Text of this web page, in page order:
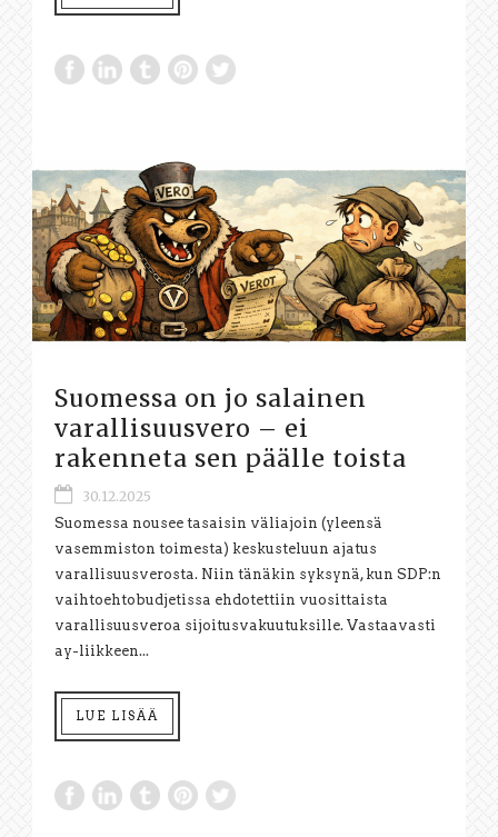
Suomessa on jo salainen
varallisuusvero – ei
rakenneta sen päälle toista
30.12.2025
Suomessa nousee tasaisin väliajoin (yleensä
vasemmiston toimesta) keskusteluun ajatus
varallisuusverosta. Niin tänäkin syksynä, kun SDP:n
vaihtoehtobudjetissa ehdotettiin vuosittaista
varallisuusveroa sijoitusvakuutuksille. Vastaavasti
ay-liikkeen...
LUE LISÄÄ